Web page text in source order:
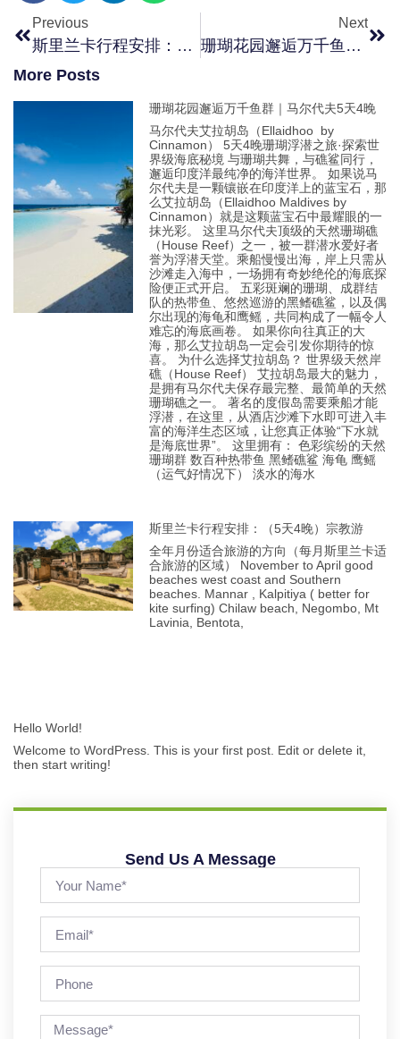
Previous
斯里兰卡行程安排：（5天4晚）宗教游
Next
珊瑚花园邂逅万千鱼群｜马尔代夫5天4晚
More Posts
珊瑚花园邂逅万千鱼群｜马尔代夫5天4晚
马尔代夫艾拉胡岛（Ellaidhoo by
Cinnamon） 5天4晚珊瑚浮潜之旅·探索世
界级海底秘境 与珊瑚共舞，与礁鲨同行，
邂逅印度洋最纯净的海洋世界。 如果说马
尔代夫是一颗镶嵌在印度洋上的蓝宝石，那
么艾拉胡岛（Ellaidhoo Maldives by
Cinnamon）就是这颗蓝宝石中最耀眼的一
抹光彩。 这里马尔代夫顶级的天然珊瑚礁
（House Reef）之一，被一群潜水爱好者
誉为浮潜天堂。乘船慢慢出海，岸上只需从
沙滩走入海中，一场拥有奇妙绝伦的海底探
险便正式开启。 五彩斑斓的珊瑚、成群结
队的热带鱼、悠然巡游的黑鳍礁鲨，以及偶
尔出现的海龟和鹰鳐，共同构成了一幅令人
难忘的海底画卷。 如果你向往真正的大
海，那么艾拉胡岛一定会引发你期待的惊
喜。 为什么选择艾拉胡岛？ 世界级天然岸
礁（House Reef） 艾拉胡岛最大的魅力，
是拥有马尔代夫保存最完整、最简单的天然
珊瑚礁之一。 著名的度假岛需要乘船才能
浮潜，在这里，从酒店沙滩下水即可进入丰
富的海洋生态区域，让您真正体验“下水就
是海底世界”。 这里拥有： 色彩缤纷的天然
珊瑚群 数百种热带鱼 黑鳍礁鲨 海龟 鹰鳐
（运气好情况下） 淡水的海水
斯里兰卡行程安排：（5天4晚）宗教游
全年月份适合旅游的方向（每月斯里兰卡适
合旅游的区域） November to April good
beaches west coast and Southern
beaches. Mannar , Kalpitiya ( better for
kite surfing) Chilaw beach, Negombo, Mt
Lavinia, Bentota,
Hello World!
Welcome to WordPress. This is your first post. Edit or delete it,
then start writing!
Send Us A Message